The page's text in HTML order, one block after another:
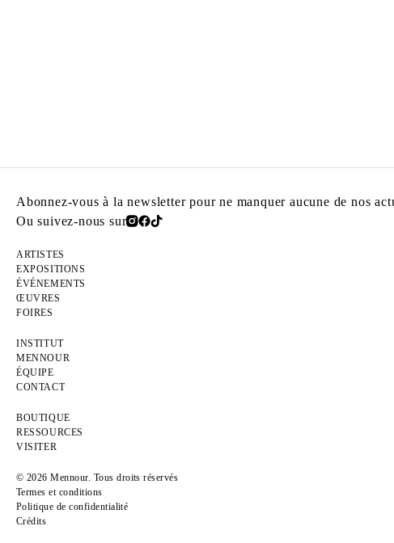
Abonnez-vous à la newsletter pour ne manquer aucune de nos
Ou suivez-nous sur
ARTISTES
EXPOSITIONS
ÉVÉNEMENTS
ŒUVRES
FOIRES
INSTITUT
MENNOUR
ÉQUIPE
CONTACT
BOUTIQUE
RESSOURCES
VISITER
© 2026 Mennour. Tous droits réservés
Termes et conditions
Politique de confidentialité
Crédits